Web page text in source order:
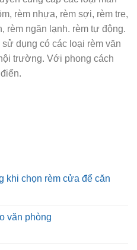
rèm nhựa, rèm sợi, rèm tre,
rèm ngăn lạnh. rèm tự động.
dụng có các loại rèm văn
trường. Với phong cách
khi chọn rèm cửa để căn
văn phòng